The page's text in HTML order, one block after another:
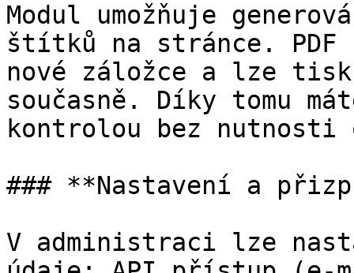
Modul umožňuje
štítků na stránce. PDF
nové záložce a lze
současně. Díky tomu
kontrolou bez
### **Nastavení a
V administraci lze